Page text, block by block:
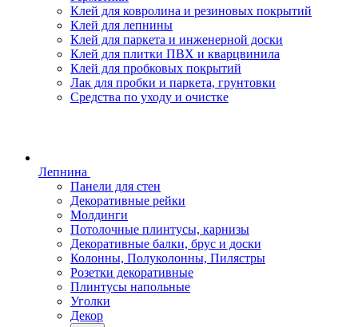
Клей для ковролина и резиновых покрытий
Клей для лепнины
Клей для паркета и инженерной доски
Клей для плитки ПВХ и кварцвинила
Клей для пробковых покрытий
Лак для пробки и паркета, грунтовки
Средства по уходу и очистке
Лепнина
Панели для стен
Декоративные рейки
Молдинги
Потолочные плинтусы, карнизы
Декоративные балки, брус и доски
Колонны, Полуколонны, Пилястры
Розетки декоративные
Плинтусы напольные
Уголки
Декор